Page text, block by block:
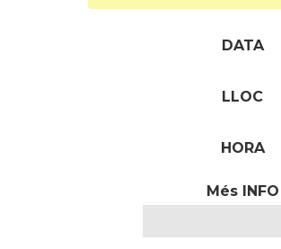
DATA
LLOC
HORA
Més INFO